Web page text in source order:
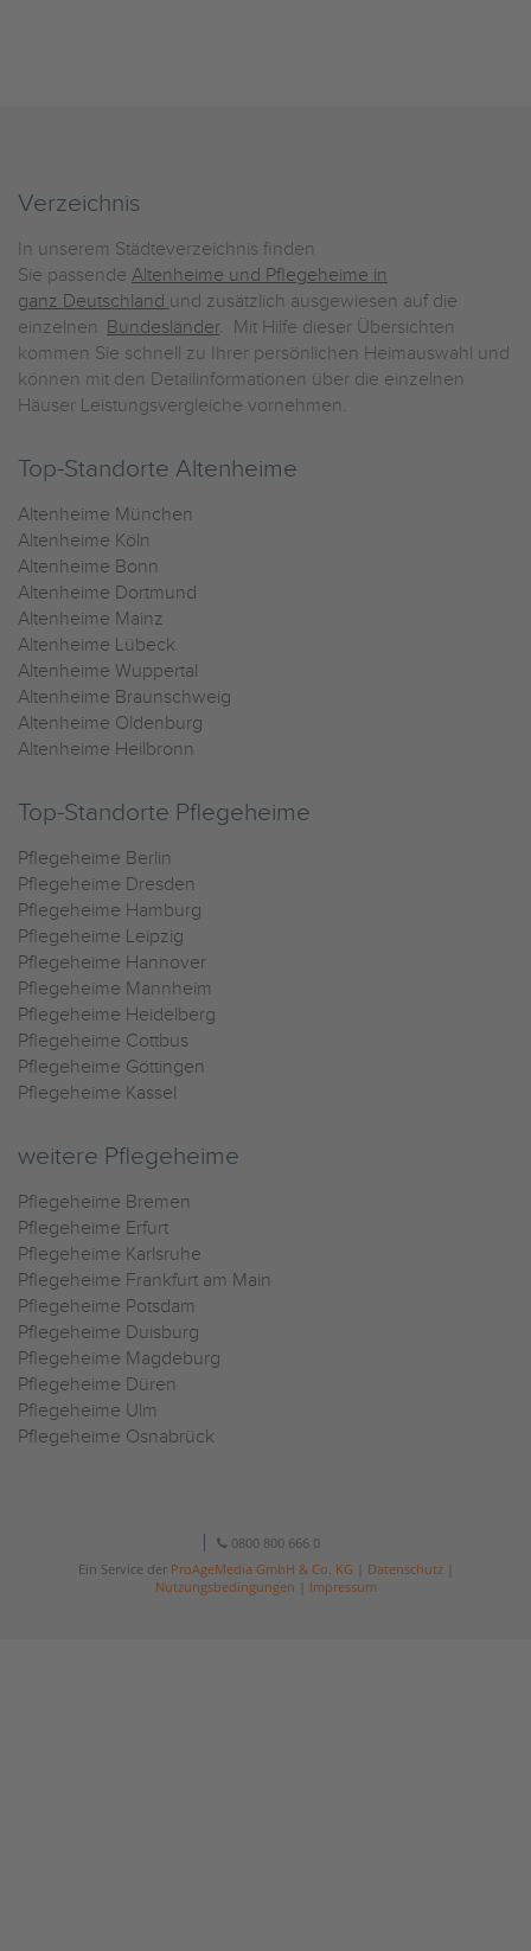
Verzeichnis
In unserem Städteverzeichnis finden
Sie passende Altenheime und Pflegeheime in
ganz Deutschland und zusätzlich ausgewiesen auf die
einzelnen Bundesländer. Mit Hilfe dieser Übersichten
kommen Sie schnell zu Ihrer persönlichen Heimauswahl und
können mit den Detailinformationen über die einzelnen
Häuser Leistungsvergleiche vornehmen.
Top-Standorte Altenheime
Altenheime München
Altenheime Köln
Altenheime Bonn
Altenheime Dortmund
Altenheime Mainz
Altenheime Lübeck
Altenheime Wuppertal
Altenheime Braunschweig
Altenheime Oldenburg
Altenheime Heilbronn
Top-Standorte Pflegeheime
Pflegeheime Berlin
Pflegeheime Dresden
Pflegeheime Hamburg
Pflegeheime Leipzig
Pflegeheime Hannover
Pflegeheime Mannheim
Pflegeheime Heidelberg
Pflegeheime Cottbus
Pflegeheime Göttingen
Pflegeheime Kassel
weitere Pflegeheime
Pflegeheime Bremen
Pflegeheime Erfurt
Pflegeheime Karlsruhe
Pflegeheime Frankfurt am Main
Pflegeheime Potsdam
Pflegeheime Duisburg
Pflegeheime Magdeburg
Pflegeheime Düren
Pflegeheime Ulm
Pflegeheime Osnabrück
0800 800 666 0
Ein Service der ProAgeMedia GmbH & Co. KG Datenschutz|
Nutzungsbedingungen
Impressum